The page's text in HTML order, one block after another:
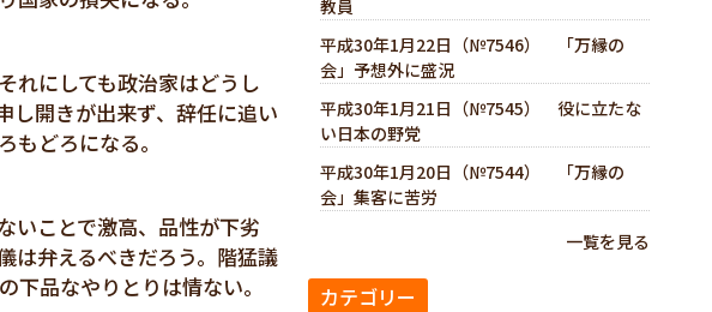
れにしても政治家はどうし
し開きが出来ず、辞任に追い
どろになる。
いことで激高、品性が下劣
は弁えるべきだろう。階猛議
品なやりとりは情ない。
教員
平成30年1月22日（№7546） 「万縁の
会」予想外に盛況
平成30年1月21日（№7545） 役に立たな
い日本の野党
平成30年1月20日（№7544） 「万縁の
会」集客に苦労
一覧を見る
カテゴリー